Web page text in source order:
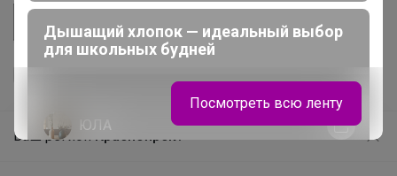
Ваш регионКрасноярск?
Дышащий хлопок — идеальный выбор
для школьных будней
ЮЛА
Посмотреть всю ленту
Продолжая использовать этот сайт и нажимая кнопку